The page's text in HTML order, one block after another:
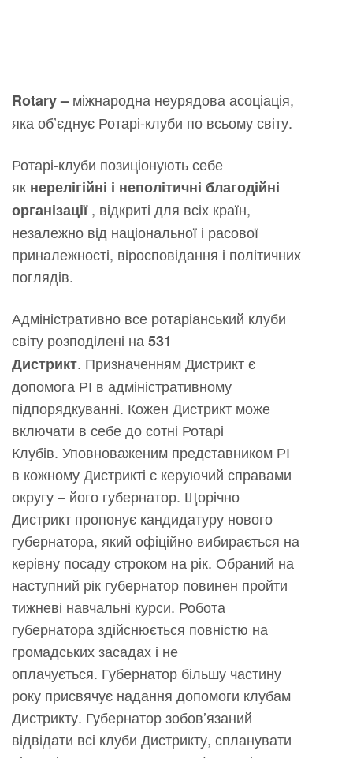
Rotary – міжнародна неурядова асоціація,
яка об’єднує Ротарі-клуби по всьому світу.
Ротарі-клуби позиціонують себе
як нерелігійні і неполітичні благодійні
організації, відкриті для всіх країн,
незалежно від національної і расової
приналежності, віросповідання і політичних
поглядів.
Адміністративно все ротаріанський клуби
світу розподілені на531
Дистрикт. Призначенням Дистрикт є
допомога РІ в адміністративному
підпорядкуванні. Кожен Дистрикт може
включати в себе до сотні Ротарі
Клубів. Уповноваженим представником РІ
в кожному Дистрикті є керуючий справами
округу – його губернатор. Щорічно
Дистрикт пропонує кандидатуру нового
губернатора, який офіційно вибирається на
керівну посаду строком на рік. Обраний на
наступний рік губернатор повинен пройти
тижневі навчальні курси. Робота
губернатора здійснюється повністю на
громадських засадах і не
оплачується. Губернатор більшу частину
року присвячує надання допомоги клубам
Дистрикту. Губернатор зобов’язаний
відвідати всі клуби Дистрикту, спланувати